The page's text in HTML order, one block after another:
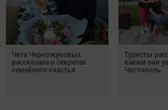
Чета Черножуковых
рассказала о секретах
семейного счастья
Туристы
каким они
Чистополь